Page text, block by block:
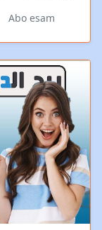
Abo esam